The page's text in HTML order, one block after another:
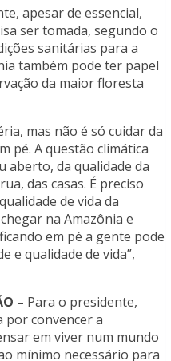
apesar de essencial,
ser tomada, segundo o
sanitárias para a
também pode ter papel
da maior floresta
mas não é só cuidar da
pé. A questão climática
aberto, da qualidade da
das casas. É preciso
de vida da
na Amazônia e
em pé a gente pode
e qualidade de vida”,
– Para o presidente,
por convencer a
em viver num mundo
mínimo necessário para